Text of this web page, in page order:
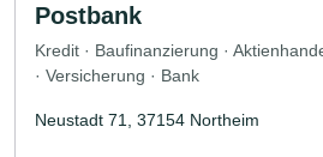
Postbank
Kredit · Baufinanzierung ·
· Versicherung · Bank
Neustadt 71, 37154 Northeim